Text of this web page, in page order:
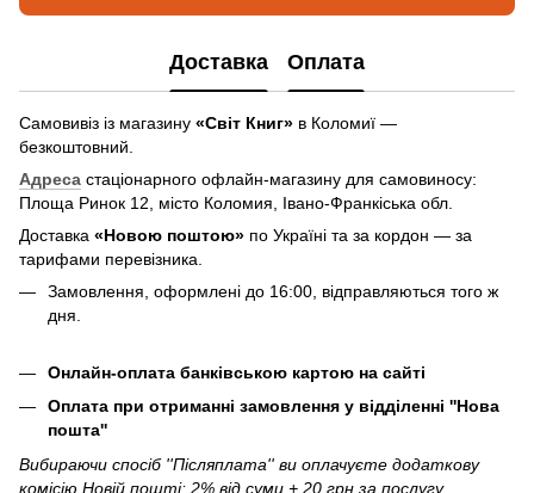
Доставка Оплата
Самовивіз із магазину «Світ Книг» в Коломиї —
безкоштовний.
Адреса стаціонарного офлайн-магазину для самовиносу:
Площа Ринок 12, місто Коломия, Івано-Франкіська обл.
Доставка «Новою поштою» по Україні та за кордон — за
тарифами перевізника.
Замовлення, оформлені до 16:00, відправляються того ж
дня.
Онлайн-оплата банківською картою на сайті
Оплата при отриманні замовлення у відділенні ''Нова
пошта''
Вибираючи спосіб ''Післяплата'' ви оплачуєте додаткову
комісію Новій пошті: 2% від суми + 20 грн за послугу